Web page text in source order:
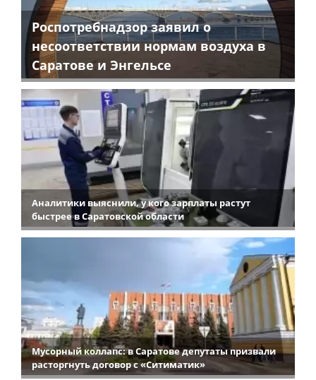
Роспотребнадзор заявил о
несоответствии нормам воздуха в
Саратове и Энгельсе
Аналитики выяснили, у кого зарплаты растут
быстрее в Саратовской области
Мусорный коллапс: в Саратове депутаты призвали
расторгнуть договор с «Ситиматик»